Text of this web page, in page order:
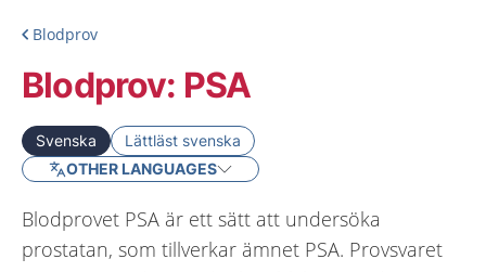
Blodprov
Blodprov: PSA
Svenska
Lättläst svenska
OTHER LANGUAGES
Blodprovet PSA är ett sätt att undersöka
prostatan, som tillverkar ämnet PSA. Provsvaret